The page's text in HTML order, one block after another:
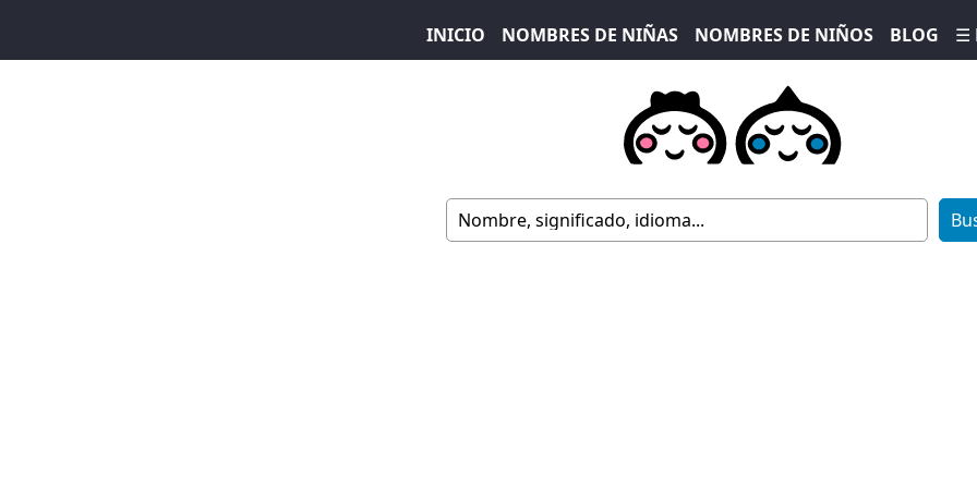
INICIO NOMBRES DE NIÑAS NOMBRES DE NIÑOS BLOG ☰